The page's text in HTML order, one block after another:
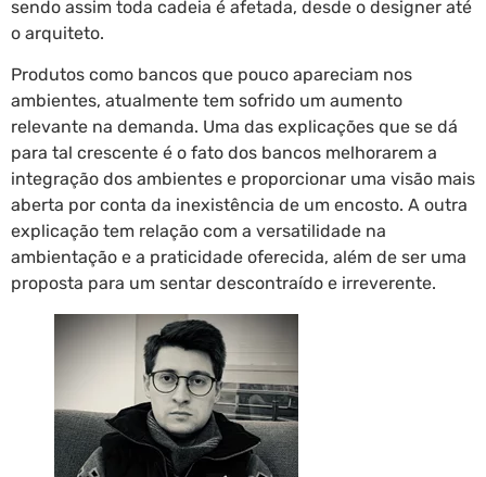
sendo assim toda cadeia é afetada, desde o designer até
o arquiteto.
Produtos como bancos que pouco apareciam nos
ambientes, atualmente tem sofrido um aumento
relevante na demanda. Uma das explicações que se dá
para tal crescente é o fato dos bancos melhorarem a
integração dos ambientes e proporcionar uma visão mais
aberta por conta da inexistência de um encosto. A outra
explicação tem relação com a versatilidade na
ambientação e a praticidade oferecida, além de ser uma
proposta para um sentar descontraído e irreverente.